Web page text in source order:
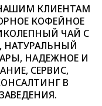
КЛИЕНТАМ
КОФЕЙНОЕ
ЧАЙ С
НАДЕЖНОЕ И
СЕРВИС,
В